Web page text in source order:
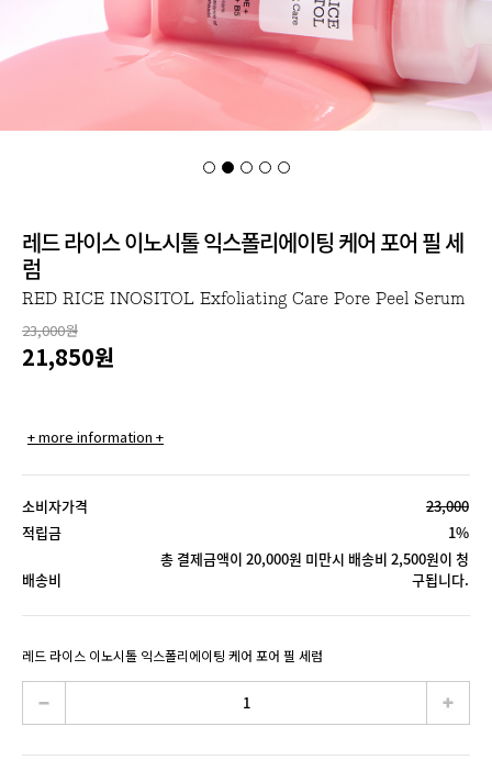
레드 라이스 이노시톨 익스폴리에이팅 케어 포어 필 세
럼
RED RICE INOSITOL Exfoliating Care Pore Peel Serum
23,000원
21,850원
+ more information +
소비자가격
23,000
적립금
1%
배송비
총 결제금액이 20,000원 미만시 배송비 2,500원이 청
구됩니다.
레드 라이스 이노시톨 익스폴리에이팅 케어 포어 필 세럼